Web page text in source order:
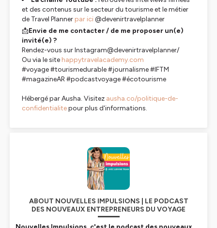
et des contenus sur le secteur du tourisme et le métier
de Travel Planner par ici@devenirtravelplanner
📩Envie de me contacter / de me proposer un(e)
invité(e) ?
Rendez-vous sur Instagram@devenirtravelplanner/
Ou via le site happytravelacademy.com
#voyage #tourismedurable #journalisme #IFTM
#magazineAR #podcastvoyage #écotourisme
Hébergé par Ausha. Visitez ausha.co/politique-de-
confidentialitepour plus d'informations.
ABOUT NOUVELLES IMPULSIONS | LE PODCAST
DES NOUVEAUX ENTREPRENEURS DU VOYAGE